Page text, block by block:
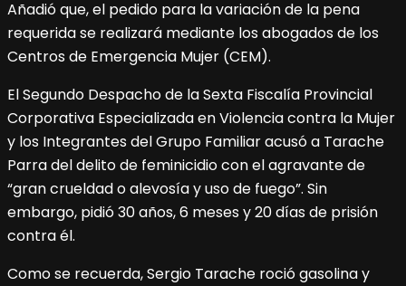
Añadió que, el pedido para la variación de la pena
requerida se realizará mediante los abogados de los
Centros de Emergencia Mujer (CEM).
El Segundo Despacho de la Sexta Fiscalía Provincial
Corporativa Especializada en Violencia contra la Mujer
y los Integrantes del Grupo Familiar acusó a Tarache
Parra del delito de feminicidio con el agravante de
“gran crueldad o alevosía y uso de fuego”. Sin
embargo, pidió 30 años, 6 meses y 20 días de prisión
contra él.
Como se recuerda, Sergio Tarache roció gasolina y